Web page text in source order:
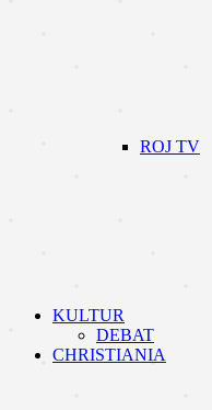
ROJ TV
KULTUR
DEBAT
CHRISTIANIA